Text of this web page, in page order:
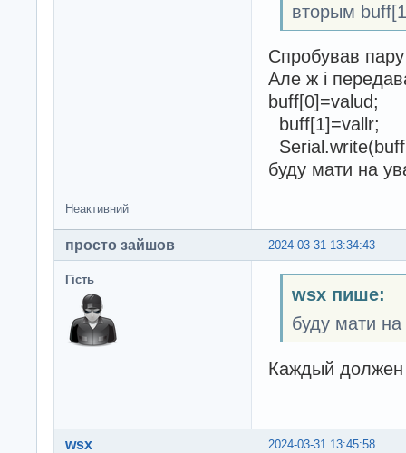
вторым
Спробував пару
Але ж і
buff[0]=valud;
buff[1]=vallr;
буду мати на
Неактивний
2024-03-31 13:34:43
просто зайшов
Гість
wsx пише:
буду мати на
Каждый должен
2024-03-31 13:45:58
wsx